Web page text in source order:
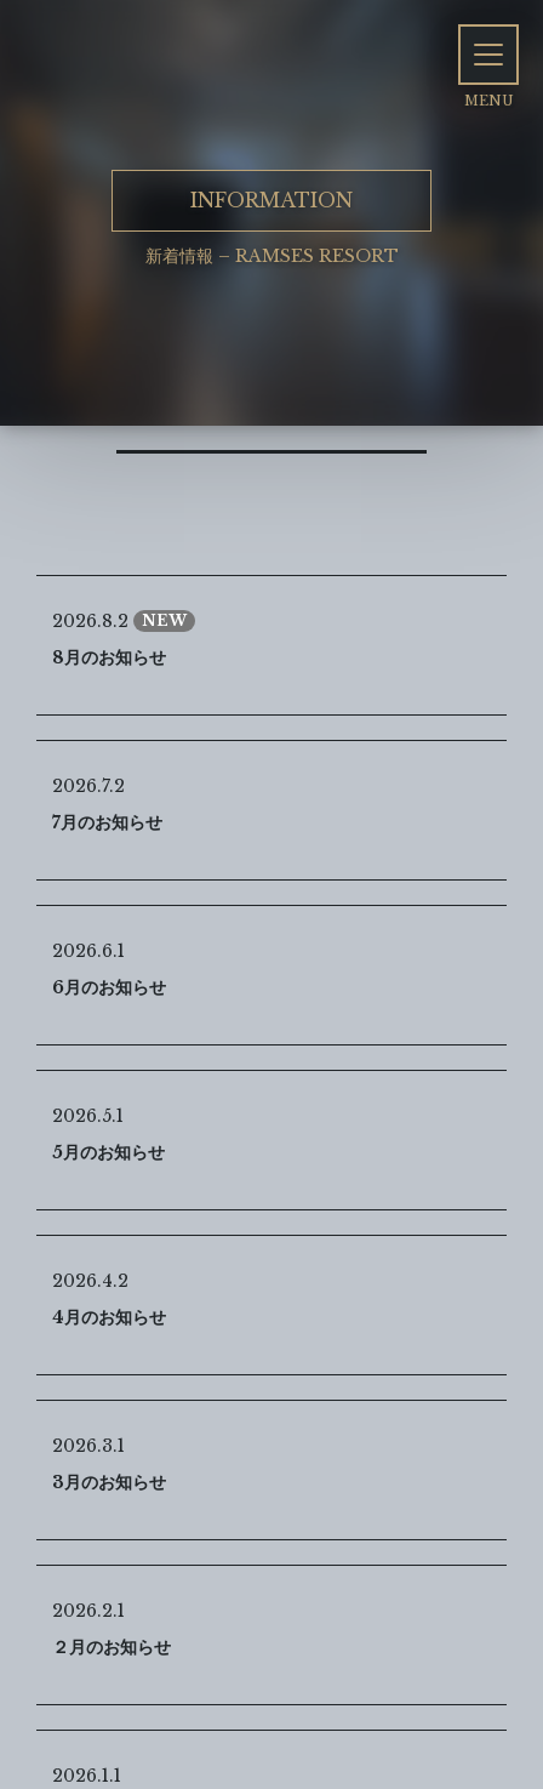
INFORMATION
新着情報 – RAMSES RESORT
2026.8.2 NEW
8月のお知らせ
2026.7.2
7月のお知らせ
2026.6.1
6月のお知らせ
2026.5.1
5月のお知らせ
2026.4.2
4月のお知らせ
2026.3.1
3月のお知らせ
2026.2.1
２月のお知らせ
2026.1.1